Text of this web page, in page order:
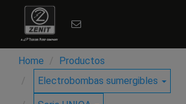
Home
Productos
Electrobombas sumergibles